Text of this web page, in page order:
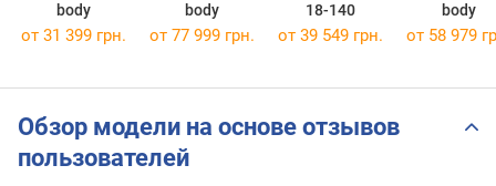
body
body
18-140
body
от 31 399 грн. от 77 999 грн. от 39 549 грн. от 58 979
Обзор модели на основе отзывов
пользователей